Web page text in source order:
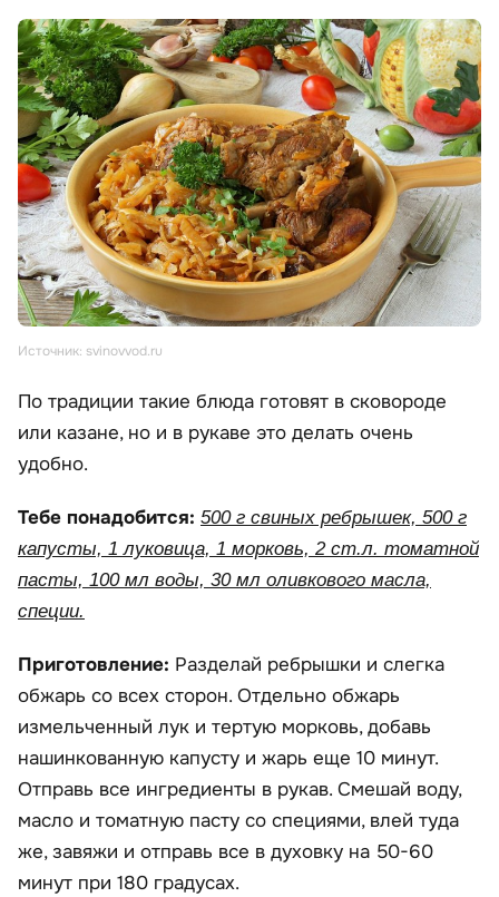
Источник: svinovvod.ru
По традиции такие блюда готовят в сковороде
или казане, но и в рукаве это делать очень
удобно.
Тебе понадобится: 500 г свиных ребрышек, 500 г
капусты, 1 луковица, 1 морковь, 2 ст.л. томатной
пасты, 100 мл воды, 30 мл оливкового масла,
специи.
Приготовление: Разделай ребрышки и слегка
обжарь со всех сторон. Отдельно обжарь
измельченный лук и тертую морковь, добавь
нашинкованную капусту и жарь еще 10 минут.
Отправь все ингредиенты в рукав. Смешай воду,
масло и томатную пасту со специями, влей туда
же, завяжи и отправь все в духовку на 50-60
минут при 180 градусах.